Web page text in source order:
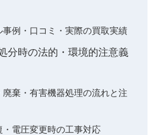
例・口コミ・実際の買取実績
分時の法的・環境的注意義
廃棄・有害機器処理の流れと注
電圧変更時の工事対応